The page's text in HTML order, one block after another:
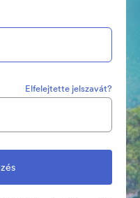
Elfelejtette jelszavát?